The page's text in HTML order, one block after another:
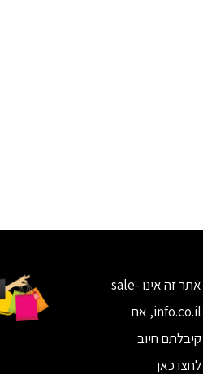
אתר זה אינו sale-
info.co.il, אם
קיבלתם חיוב
לחצו כאן